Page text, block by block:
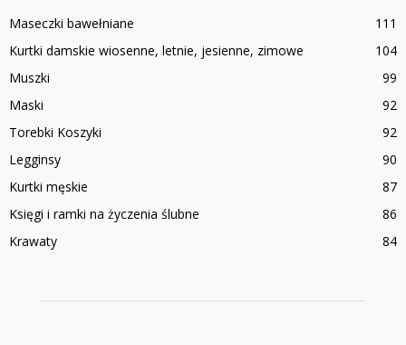
Maseczki bawełniane
111
Kurtki damskie wiosenne, letnie, jesienne, zimowe
104
Muszki
99
Maski
92
Torebki Koszyki
92
Legginsy
90
Kurtki męskie
87
Księgi i ramki na życzenia ślubne
86
Krawaty
84